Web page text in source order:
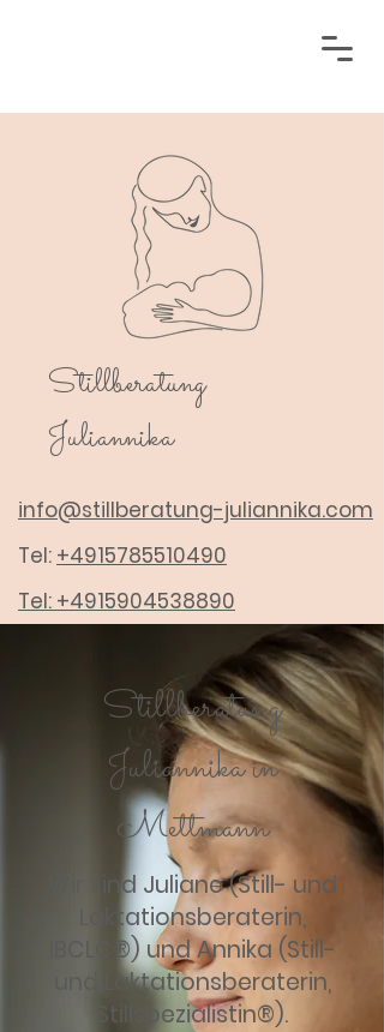
Stillberatung
Juliannika
info@stillberatung-juliannika.com
Tel: +4915785510490
Tel: +4915904538890
Stillberatung
Juliannika in
Mettmann
Wir sind Juliane (Still- und
Laktationsberaterin,
IBCLC®) und Annika (Still-
und Laktationsberaterin,
Stillspezialistin®).